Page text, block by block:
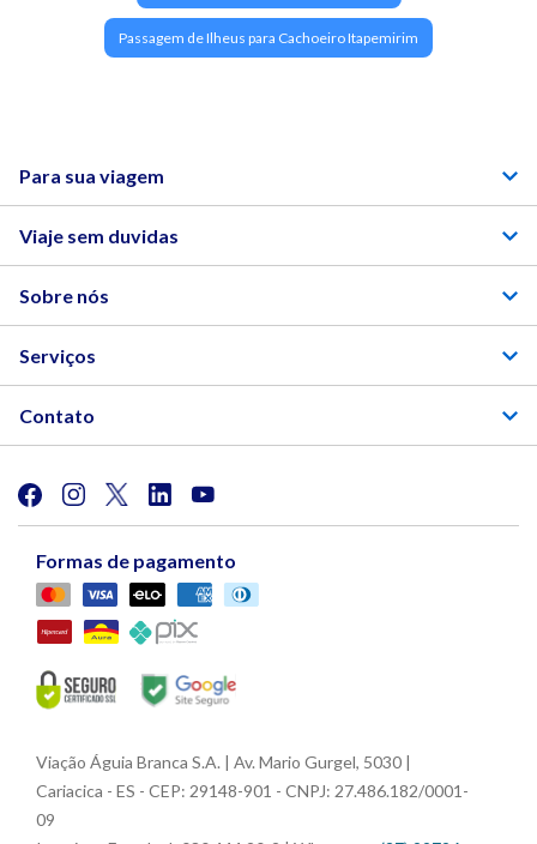
Passagem de Ilheus para Cachoeiro Itapemirim
Para sua viagem
Viaje sem duvidas
Sobre nós
Serviços
Contato
Formas de pagamento
Viação Águia Branca S.A. | Av. Mario Gurgel, 5030 |
Cariacica - ES - CEP: 29148-901 - CNPJ: 27.486.182/0001-
09